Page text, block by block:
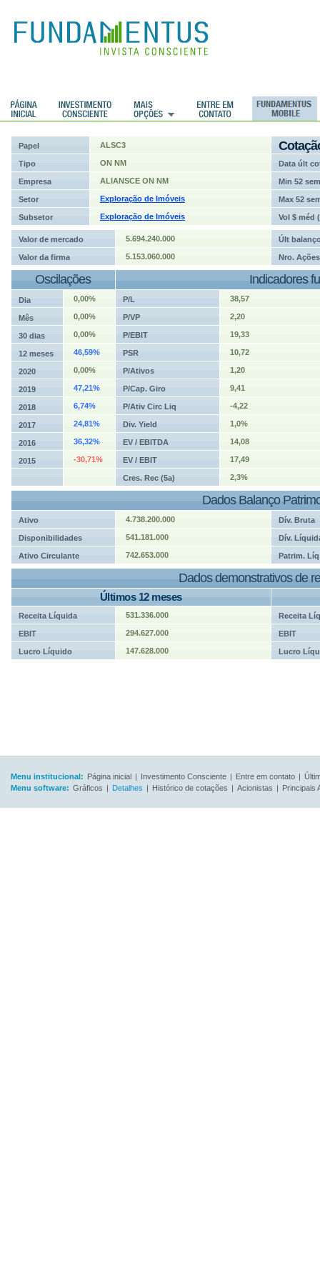
Papel ALSC3
Tipo ON NM Data últ
Empresa ALIANSCE ON NM Min 52 sem
Setor Exploração de Imóveis Max 52
Subsetor Exploração de Imóveis Vol $ méd
Valor de mercado 5.694.240.000 Últ
Valor da firma 5.153.060.000 Nro. Ações
Oscilações Indicadores
Dia 0,00% P/L 38,57
Mês 0,00% P/VP 2,20
30 dias 0,00% P/EBIT 19,33
12 meses 46,59% PSR 10,72
2020 0,00% P/Ativos 1,20
2019 47,21% P/Cap. Giro 9,41
2018 6,74% P/Ativ Circ Liq -4,22
2017 24,81% Div. Yield 1,0%
2016 36,32% EV / EBITDA 14,08
2015 -30,71% EV / EBIT 17,49
Cres. Rec (5a) 2,3%
Dados Balanço
Ativo 4.738.200.000 Dív. Bruta
Disponibilidades 541.181.000 Dív.
Ativo Circulante 742.653.000 Patrim. Líq
Dados demonstrativos de
Últimos 12 meses
Receita Líquida 531.336.000 Receita
EBIT 294.627.000 EBIT
Lucro Líquido 147.628.000 Lucro
Menu institucional: Página inicial | Investimento Consciente | Entre em contato |
Menu software: Gráficos | Detalhes | Histórico de cotações | Acionistas | Principais